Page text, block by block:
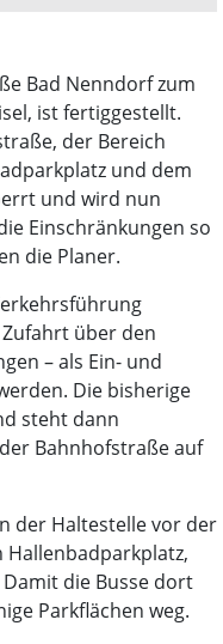
Bad Nenndorf zum
ist fertiggestellt.
der Bereich
und dem
und wird nun
Einschränkungen so
die Planer.
über den
– als Ein- und
Die bisherige
steht dann
Bahnhofstraße auf
der Haltestelle vor der
die Busse dort
Parkflächen weg.